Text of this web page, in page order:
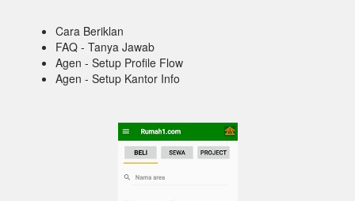
Cara Beriklan
FAQ - Tanya Jawab
Agen - Setup Profile Flow
Agen - Setup Kantor Info